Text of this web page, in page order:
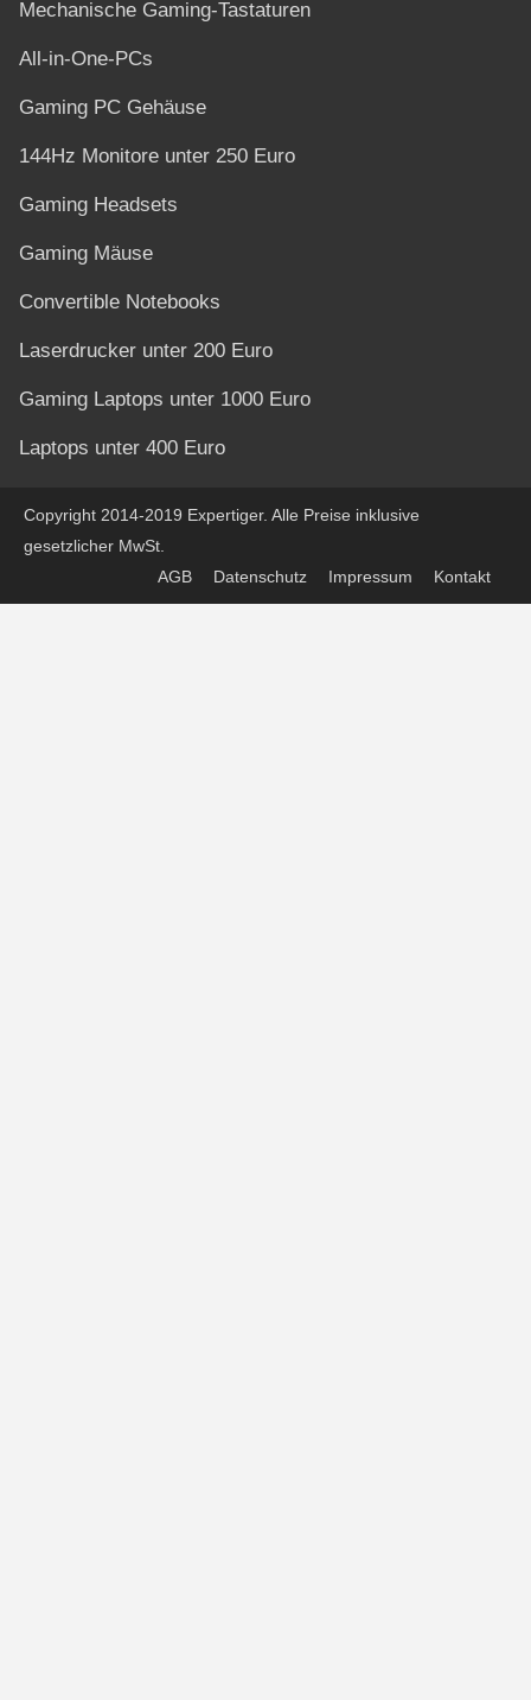
Mechanische Gaming-Tastaturen
All-in-One-PCs
Gaming PC Gehäuse
144Hz Monitore unter 250 Euro
Gaming Headsets
Gaming Mäuse
Convertible Notebooks
Laserdrucker unter 200 Euro
Gaming Laptops unter 1000 Euro
Laptops unter 400 Euro
Copyright 2014-2019 Expertiger. Alle Preise inklusive
gesetzlicher MwSt.
AGB
Datenschutz Impressum Kontakt